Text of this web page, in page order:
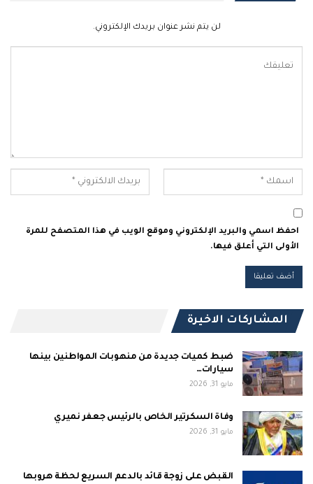
لن يتم نشر عنوان بريدك الإلكتروني.
احفظ اسمي والبريد الإلكتروني وموقع الويب في هذا المتصفح للمرة
الأولى التي أعلق فيها.
المشاركات الاخيرة
ضبط كميات جديدة من منهوبات المواطنين بينها
سيارات…
مايو 31, 2026
وفاة السكرتير الخاص بالرئيس جعفر نميري
مايو 31, 2026
القبض على زوجة قائد بالدعم السريع لحظة هروبها